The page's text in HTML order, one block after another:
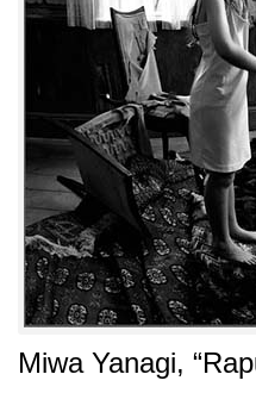
Miwa Yanagi, “